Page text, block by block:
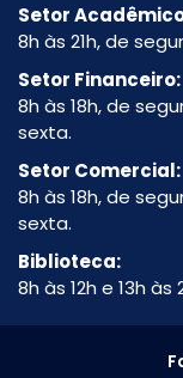
Setor
8h às 21h, de
Setor Financeiro:
8h às 18h, de
sexta.
Setor Comercial:
8h às 18h, de
sexta.
Biblioteca:
8h às 12h e 13h